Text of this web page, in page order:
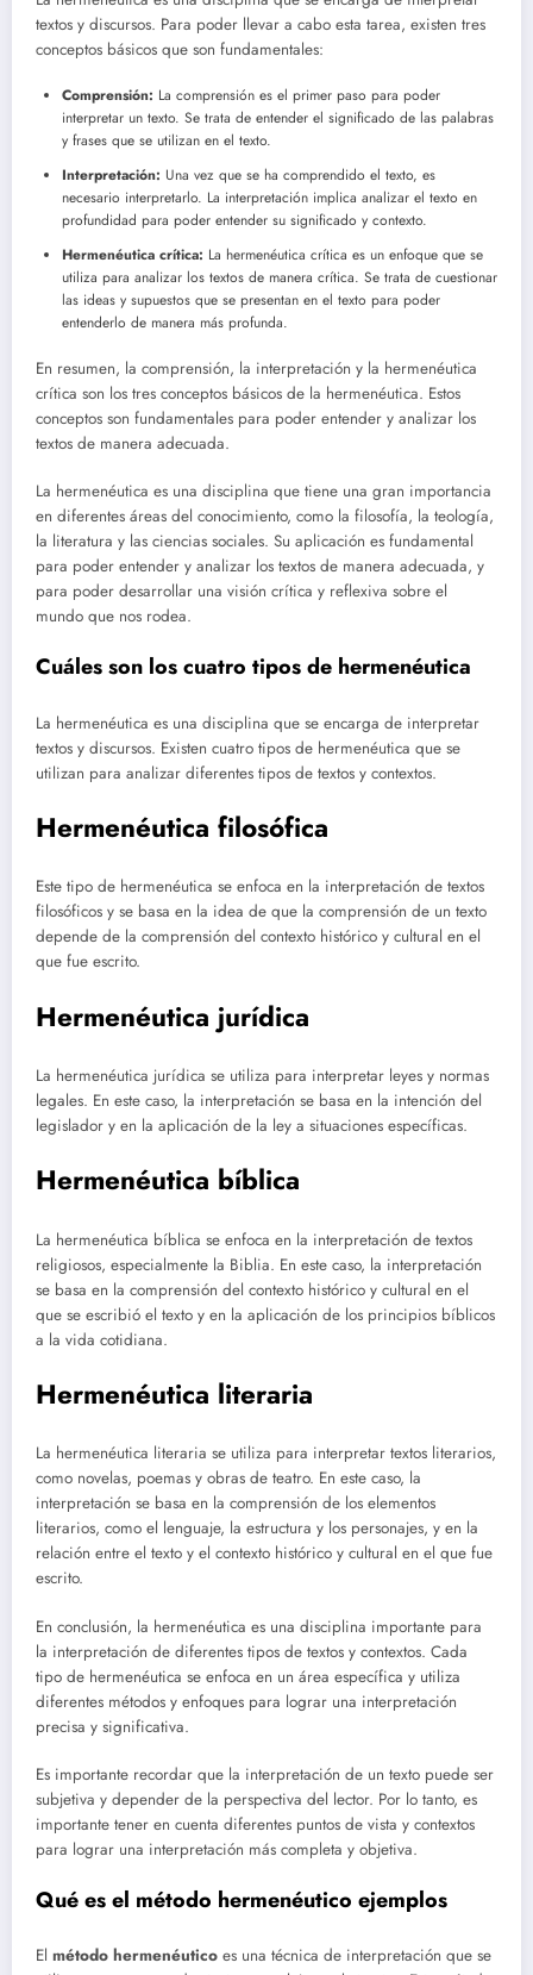
textos y discursos. Para poder llevar a cabo esta tarea, existen tres
conceptos básicos que son fundamentales:
Comprensión: La comprensión es el primer paso para poder
interpretar un texto. Se trata de entender el significado de las palabras
y frases que se utilizan en el texto.
Interpretación: Una vez que se ha comprendido el texto, es
necesario interpretarlo. La interpretación implica analizar el texto en
profundidad para poder entender su significado y contexto.
Hermenéutica crítica: La hermenéutica crítica es un enfoque que se
utiliza para analizar los textos de manera crítica. Se trata de cuestionar
las ideas y supuestos que se presentan en el texto para poder
entenderlo de manera más profunda.
En resumen, la comprensión, la interpretación y la hermenéutica
crítica son los tres conceptos básicos de la hermenéutica. Estos
conceptos son fundamentales para poder entender y analizar los
textos de manera adecuada.
La hermenéutica es una disciplina que tiene una gran importancia
en diferentes áreas del conocimiento, como la filosofía, la teología,
la literatura y las ciencias sociales. Su aplicación es fundamental
para poder entender y analizar los textos de manera adecuada, y
para poder desarrollar una visión crítica y reflexiva sobre el
mundo que nos rodea.
Cuáles son los cuatro tipos de hermenéutica
La hermenéutica es una disciplina que se encarga de interpretar
textos y discursos. Existen cuatro tipos de hermenéutica que se
utilizan para analizar diferentes tipos de textos y contextos.
Hermenéutica filosófica
Este tipo de hermenéutica se enfoca en la interpretación de textos
filosóficos y se basa en la idea de que la comprensión de un texto
depende de la comprensión del contexto histórico y cultural en el
que fue escrito.
Hermenéutica jurídica
La hermenéutica jurídica se utiliza para interpretar leyes y normas
legales. En este caso, la interpretación se basa en la intención del
legislador y en la aplicación de la ley a situaciones específicas.
Hermenéutica bíblica
La hermenéutica bíblica se enfoca en la interpretación de textos
religiosos, especialmente la Biblia. En este caso, la interpretación
se basa en la comprensión del contexto histórico y cultural en el
que se escribió el texto y en la aplicación de los principios bíblicos
a la vida cotidiana.
Hermenéutica literaria
La hermenéutica literaria se utiliza para interpretar textos literarios,
como novelas, poemas y obras de teatro. En este caso, la
interpretación se basa en la comprensión de los elementos
literarios, como el lenguaje, la estructura y los personajes, y en la
relación entre el texto y el contexto histórico y cultural en el que fue
escrito.
En conclusión, la hermenéutica es una disciplina importante para
la interpretación de diferentes tipos de textos y contextos. Cada
tipo de hermenéutica se enfoca en un área específica y utiliza
diferentes métodos y enfoques para lograr una interpretación
precisa y significativa.
Es importante recordar que la interpretación de un texto puede ser
subjetiva y depender de la perspectiva del lector. Por lo tanto, es
importante tener en cuenta diferentes puntos de vista y contextos
para lograr una interpretación más completa y objetiva.
Qué es el método hermenéutico ejemplos
El método hermenéutico es una técnica de interpretación que se